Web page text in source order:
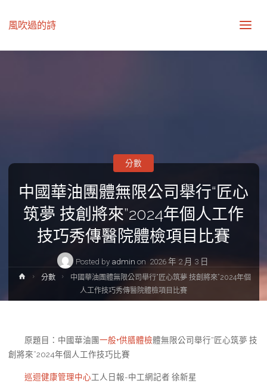
風吹過的詩
中國華油團體無限公司舉行“匠心
筑夢 技創將來”2024年個人工作
技巧秀傳醫院體檢項目比賽
Posted by admin on 2026 年 2 月 3 日
分數
Home分數
中國華油團體無限公司舉行“匠心筑夢 技創將來”2024年個
人工作技巧秀傳醫院體檢項目比賽
原題目：中國華油團一般+供膳體檢體無限公司舉行“匠心筑夢 技
創將來”2024年個人工作技巧比賽
巡迴健康管理中心工人日報-中工網記者 徐新星